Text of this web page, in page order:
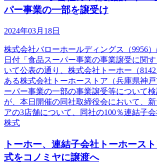
パー事業の一部を譲受け
2024年03月18日
株式会社バローホールディングス（9956）
日付「食品スーパー事業の事業譲受に関
いて公表の通り、株式会社トーホー（
ある株式会社トーホーストア（兵庫県神
ーパー事業の一部の事業譲受等について
が、本日開催の同社取締役会において、
アの3店舗について、同社の100％連結子
株式
トーホー、連結子会社トーホース
式をコノミヤに譲渡へ